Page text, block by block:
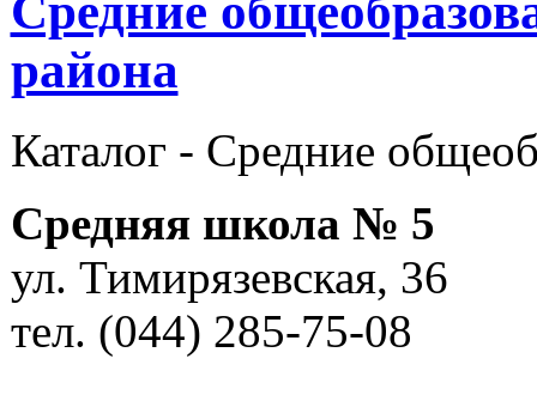
района
Каталог - Cредние
Средняя школа № 5
ул. Тимирязевская, 36
тел. (044) 285-75-08